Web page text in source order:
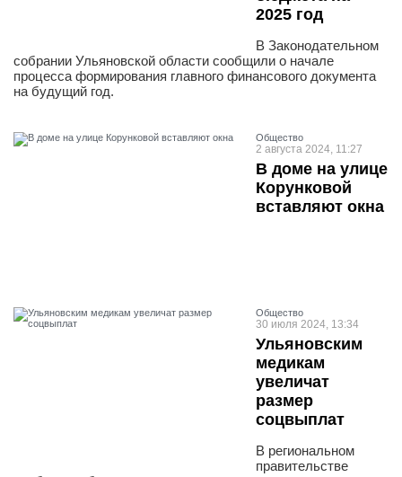
2025 год
В Законодательном
собрании Ульяновской области сообщили о начале
процесса формирования главного финансового документа
на будущий год.
Общество
2 августа 2024, 11:27
В доме на улице
Корунковой
вставляют окна
Общество
30 июля 2024, 13:34
Ульяновским
медикам
увеличат
размер
соцвыплат
В региональном
правительстве